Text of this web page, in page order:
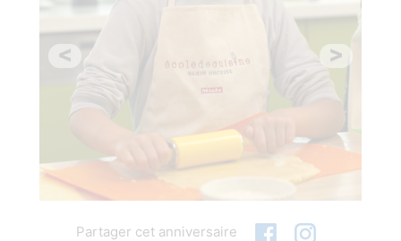
< >
Partager cet anniversaire